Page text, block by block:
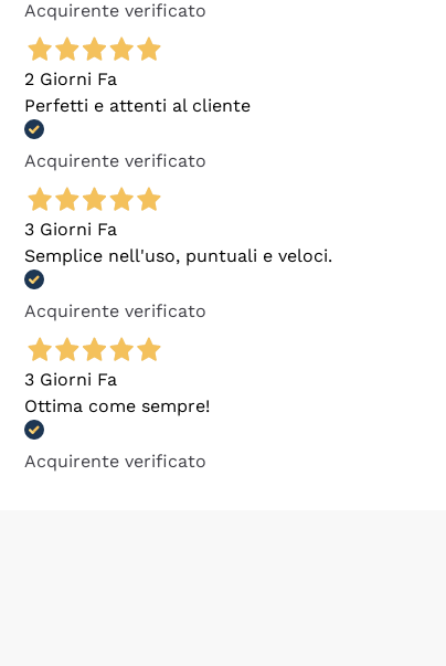
Acquirente verificato
2 Giorni Fa
Perfetti e attenti al cliente
Acquirente verificato
3 Giorni Fa
Semplice nell'uso, puntuali e veloci.
Acquirente verificato
3 Giorni Fa
Ottima come sempre!
Acquirente verificato